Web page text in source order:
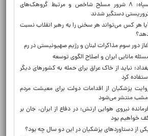
سپاه: ۸ شرور مسلح شاخص و مرتبط گروهک‌های
دستگیر شدند
هر کس می‌تواند هر سخنی را به رهبر انقلاب نسبت
دور سوم مذاکرات لبنان و رژیم صهیونیستی در رم
مانایی ایران و اصلاح الگوی توسعه
نباید از خاک عراق برای حمله به کشورهای دیگر
کرد
پزشکیان از اقدامات دولت برای معیشت مردم
منتشر می‌شود
نیروی هوایی ارتش: در دفاع از ایران، جان بر
خواهیم بود
از دستاوردهای پزشکیان در این دو سال چه بود؟